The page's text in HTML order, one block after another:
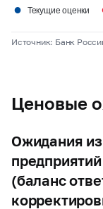
● Текущие оценки
Источник: Банк
Ценовые
Ожидания
(баланс